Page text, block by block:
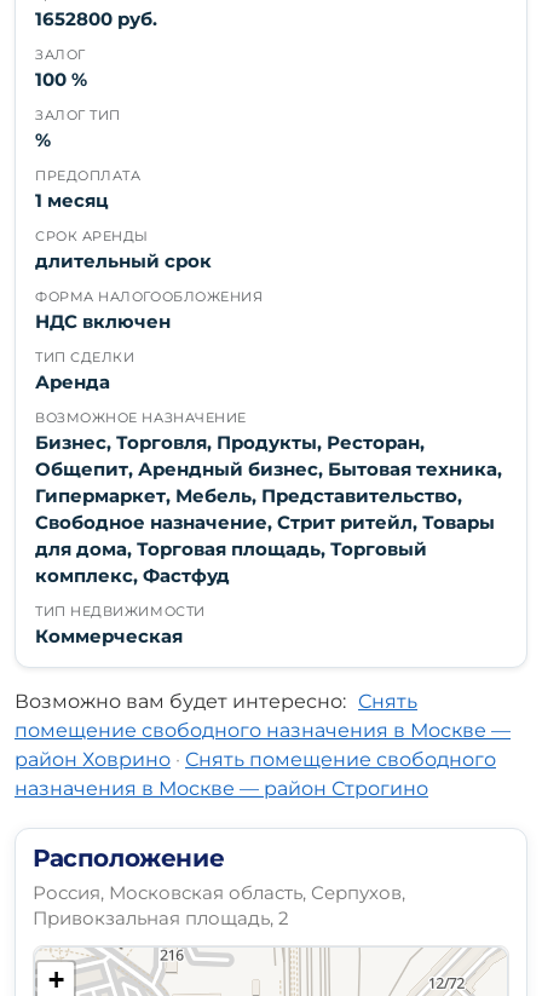
1652800 руб.
ЗАЛОГ
100 %
ЗАЛОГ ТИП
%
ПРЕДОПЛАТА
1 месяц
СРОК АРЕНДЫ
длительный срок
ФОРМА НАЛОГООБЛОЖЕНИЯ
НДС включен
ТИП СДЕЛКИ
Аренда
ВОЗМОЖНОЕ НАЗНАЧЕНИЕ
Бизнес, Торговля, Продукты, Ресторан,
Общепит, Арендный бизнес, Бытовая техника,
Гипермаркет, Мебель, Представительство,
Свободное назначение, Стрит ритейл, Товары
для дома, Торговая площадь, Торговый
комплекс, Фастфуд
ТИП НЕДВИЖИМОСТИ
Коммерческая
Возможно вам будет интересно: Снять
помещение свободного назначения в Москве —
район Ховрино · Снять помещение свободного
назначения в Москве — район Строгино
Расположение
Россия, Московская область, Серпухов,
Привокзальная площадь, 2
+